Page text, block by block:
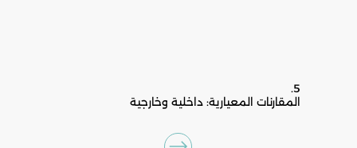
5.
المقارنات المعيارية: داخلية وخارجية